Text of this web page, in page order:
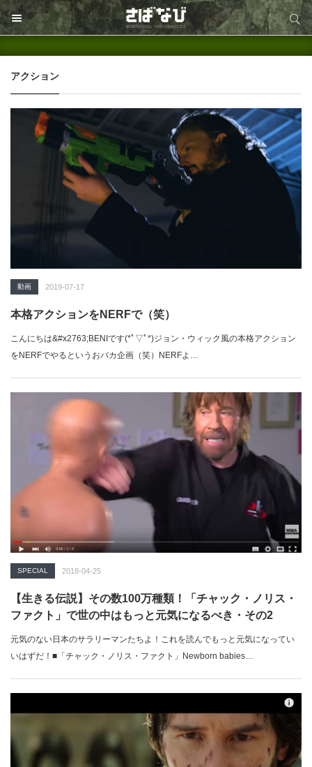
サイト内検索
アクション
動画 2019-07-17
本格アクションをNERFで（笑）
こんにちは&#x2763;BENIです(*ﾟ▽ﾟ*)ジョン・ウィック風の本格アクション
をNERFでやるというおバカ企画（笑）NERFよ…
SPECIAL 2018-04-25
【生きる伝説】その数100万種類！「チャック・ノリス・
ファクト」で世の中はもっと元気になるべき・その2
元気のない日本のサラリーマンたちよ！これを読んでもっと元気になってい
いはずだ！■「チャック・ノリス・ファクト」Newborn babies…
サイト内検索